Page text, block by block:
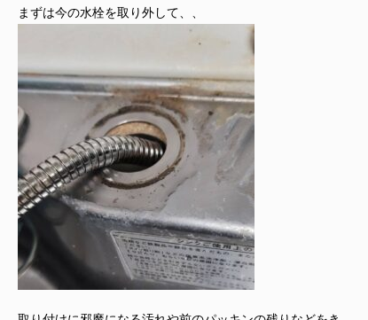
まずは今の水栓を取り外して、、